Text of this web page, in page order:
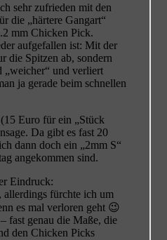
sehr zufrieden mit den
die „härtere Gangart“
mm Chicken Pick.
aufgefallen ist: Mit der
die Spitzen ab, sondern
„weicher“ und verliert
ja gerade beim schnellen
Euro für ein „Stück
Da gibt es fast 20
dann doch ein „2mm S“
angekommen sind.
Eindruck:
allerdings fürchte ich um
es mal verloren geht 😉
fast genau die Maße, die
den Chicken Picks